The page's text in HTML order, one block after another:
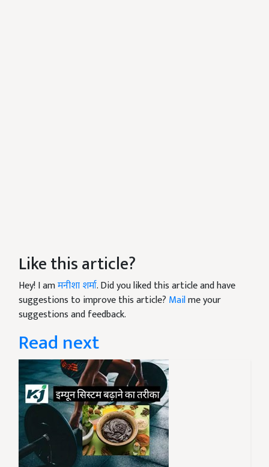
Like this article?
Hey! I amमनीशा शर्मा. Did you liked this article and have
suggestions to improve this article? Mailme your
suggestions and feedback.
Read next